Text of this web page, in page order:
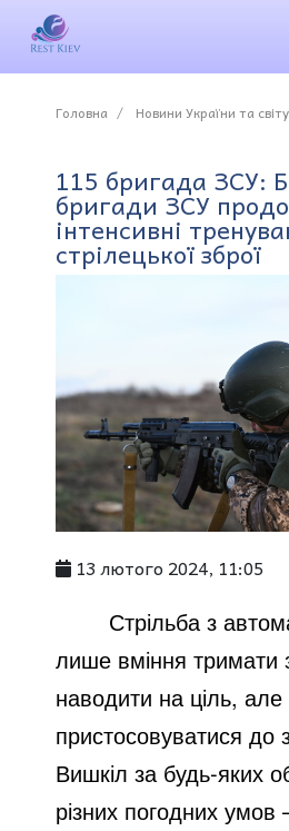
Головна Новини України та світу
115 бригада ЗСУ:
бригади ЗСУ
інтенсивні
стрілецької зброї
13 лютого 2024, 11:05
Стрільба з
лише вміння тримати
наводити на ціль, але
пристосовуватися до
Вишкіл за будь-яких
різних погодних